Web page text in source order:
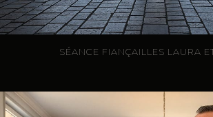
SÉANCE FIANÇAILLES LAURA